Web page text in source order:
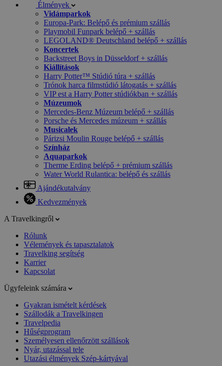
Élmények
Vidámparkok
Europa-Park: Belépő és prémium szállás
Playmobil Funpark belépő + szállás
LEGOLAND® Deutschland belépő + szállás
Koncertek
Backstreet Boys in Düsseldorf + szállás
Kiállítások
Harry Potter™ Stúdió túra + szállás
Trónok harca filmstúdió látogatás + szállás
VIP est a Harry Potter stúdiókban + szállás
Múzeumok
Mercedes-Benz Múzeum belépő + szállás
Porsche és Mercedes múzeum + szállás
Musicalek
Párizsi Moulin Rouge belépő + szállás
Színház
Aquaparkok
Therme Erding belépő + prémium szállás
Water World Rulantica: belépő és szállás
Ajándékutalvány
Kedvezmények
A Travelkingről
Rólunk
Vélemények és tapasztalatok
Travelking segítség
Karrier
Kapcsolat
Ügyfeleink számára
Gyakran ismételt kérdések
Szállodák a Travelkingen
Travelpedia
Hűségprogram
Személyesen ellenőrzött szállások
Nyár, utazással tele
Utazási élmények Szép-kártyával